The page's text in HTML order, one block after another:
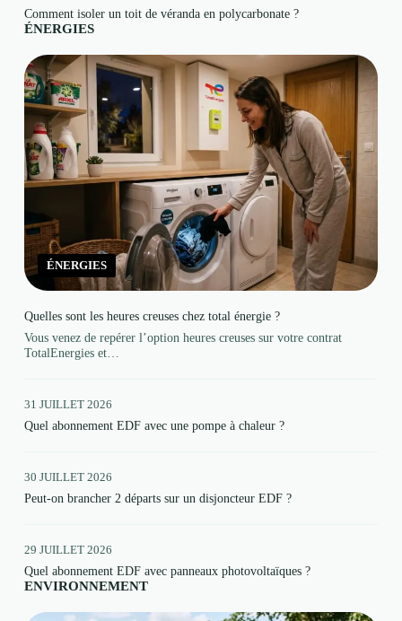
Comment isoler un toit de véranda en polycarbonate ?
ÉNERGIES
ÉNERGIES
Quelles sont les heures creuses chez total énergie ?
Vous venez de repérer l’option heures creuses sur votre contrat
TotalEnergies et…
31 JUILLET 2026
Quel abonnement EDF avec une pompe à chaleur ?
30 JUILLET 2026
Peut-on brancher 2 départs sur un disjoncteur EDF ?
29 JUILLET 2026
Quel abonnement EDF avec panneaux photovoltaïques ?
ENVIRONNEMENT